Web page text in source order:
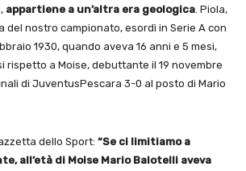
appartiene a un’altra era geologica . Piola,
del nostro campionato, esordì in Serie A con
1930, quando aveva 16 anni e 5 mesi,
rispetto a Moise, debuttante il 19 novembre
di JuventusPescara 3-0 al posto di Mario
dello Sport: “Se ci limitiamo a
all’età di Moise Mario Balotelli aveva